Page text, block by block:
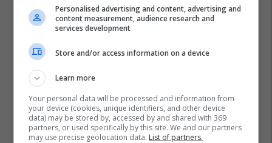
Personalised advertising and content, advertising and
content measurement, audience research and
services development
Store and/or access information on a device
Learn more
Your personal data will be processed and information from
your device (cookies, unique identifiers, and other device
data) may be stored by, accessed by and shared with 369
partners, or used specifically by this site. We and our partners
may use precise geolocation data. List of partners.